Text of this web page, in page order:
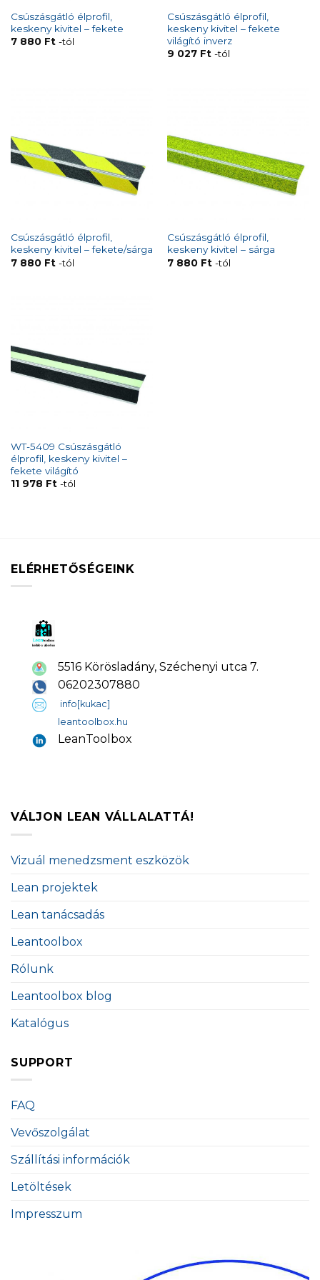
Csúszásgátló élprofil,
keskeny kivitel – fekete
7 880 Ft-tól
Csúszásgátló élprofil,
keskeny kivitel – fekete
világító inverz
9 027 Ft-tól
Csúszásgátló élprofil,
keskeny kivitel – fekete/sárga
7 880 Ft-tól
Csúszásgátló élprofil,
keskeny kivitel – sárga
7 880 Ft-tól
WT-5409 Csúszásgátló
élprofil, keskeny kivitel –
fekete világító
11 978 Ft-tól
ELÉRHETŐSÉGEINK
5516 Körösladány, Széchenyi utca 7.
06202307880
info[kukac]
leantoolbox.hu
LeanToolbox
VÁLJON LEAN VÁLLALATTÁ!
Vizuál menedzsment eszközök
Lean projektek
Lean tanácsadás
Leantoolbox
Rólunk
Leantoolbox blog
Katalógus
SUPPORT
FAQ
Vevőszolgálat
Szállítási információk
Letöltések
Impresszum